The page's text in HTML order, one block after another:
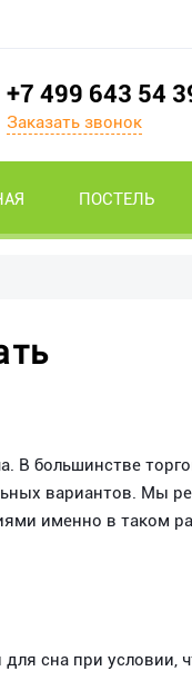
+7 499 643 54
Заказать звонок
ПОСТЕЛЬ
В большинстве
вариантов. Мы
именно в таком
сна при условии,